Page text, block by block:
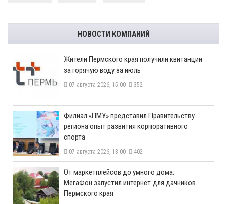
НОВОСТИ КОМПАНИЙ
​Жители Пермского края получили квитанции
за горячую воду за июль
07 августа 2026, 15:00 352
​Филиал «ПМУ» представил Правительству
региона опыт развития корпоративного
спорта
07 августа 2026, 13:00 402
От маркетплейсов до умного дома:
МегаФон запустил интернет для дачников
Пермского края